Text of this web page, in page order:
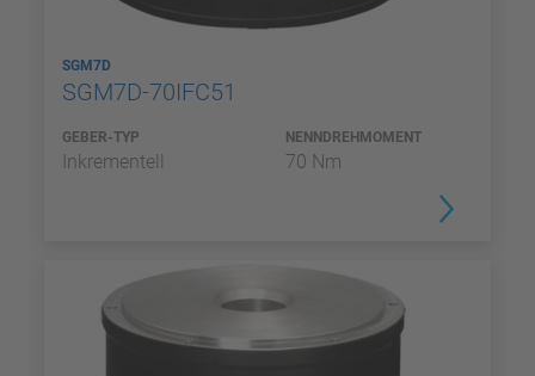
SGM7D
SGM7D-70IFC51
GEBER-TYP
Inkrementell
NENNDREHMOMENT
70 Nm